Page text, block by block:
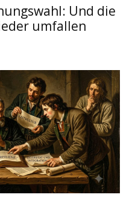
Und die
umfallen